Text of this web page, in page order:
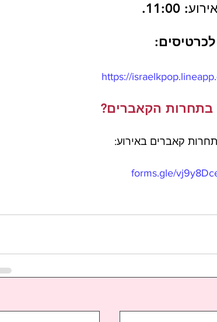
11:00.
https://
הקאברים?
קאברים באירוע:
forms.gle/